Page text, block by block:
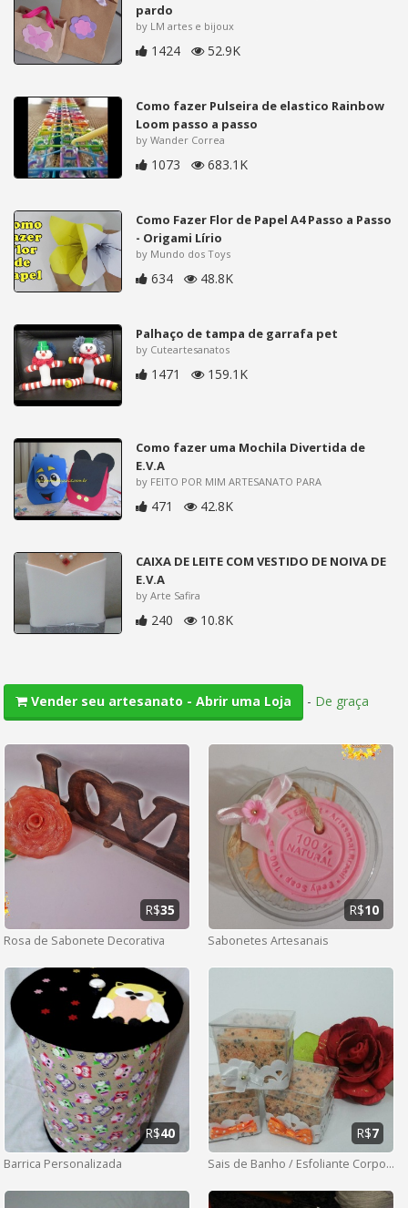
pardo
by LM artes e bijoux
1424 52.9K
Como fazer Pulseira de elastico Rainbow
Loom passo a passo
by Wander Correa
1073 683.1K
Como Fazer Flor de Papel A4 Passo a Passo
- Origami Lírio
by Mundo dos Toys
634 48.8K
Palhaço de tampa de garrafa pet
by Cuteartesanatos
1471 159.1K
Como fazer uma Mochila Divertida de
E.V.A
by FEITO POR MIM ARTESANATO PARA
471 42.8K
CAIXA DE LEITE COM VESTIDO DE NOIVA DE
E.V.A
by Arte Safira
240 10.8K
Vender seu artesanato - Abrir uma Loja - De graça
Rosa de Sabonete Decorativa
R$35
Sabonetes Artesanais
R$10
Barrica Personalizada
R$40
Sais de Banho / Esfoliante Corporal
R$7